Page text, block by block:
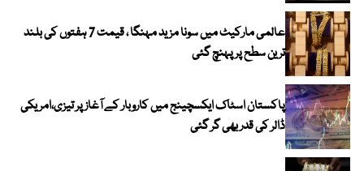
عالمی مارکیٹ میں سونا مزید مہنگا ، قیمت 7 ہفتوں کی بلند
ترین سطح پر پہنچ گئی
پاکستان اسٹاک ایکسچینج میں کاروبار کے آغاز پر تیزی،امریکی
ڈالر کی قدر بھی گر گئی